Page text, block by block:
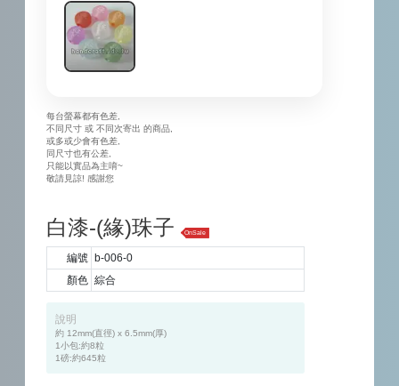
每台螢幕都有色差,
不同尺寸 或 不同次寄出 的商品,
或多或少會有色差,
同尺寸也有公差,
只能以實品為主唷~
敬請見諒! 感謝您
白漆-(緣)珠子 OnSale
編號 b-006-0
顏色 綜合
說明
約 12mm(直徑) x 6.5mm(厚)
1小包:約8粒
1磅:約645粒